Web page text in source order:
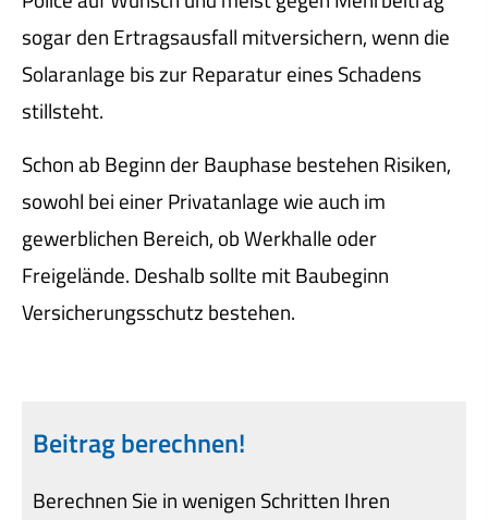
sogar den Ertragsausfall mitver­sichern, wenn die
Solaranlage bis zur Reparatur eines Schadens
stillsteht.
Schon ab Beginn der Bauphase bestehen Risiken,
sowohl bei einer Privatanlage wie auch im
gewerblichen Bereich, ob Werkhalle oder
Freigelände. Deshalb sollte mit Baubeginn
Versicherungsschutz bestehen.
Beitrag berechnen!
Berechnen Sie in wenigen Schritten Ihren